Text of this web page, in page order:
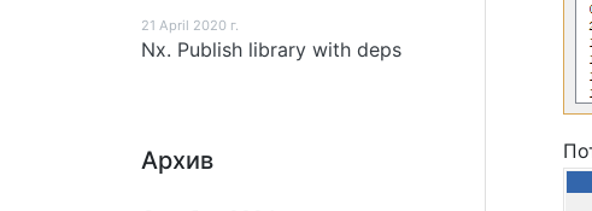
21 April 2020 г.
Nx. Publish library with deps
Архив